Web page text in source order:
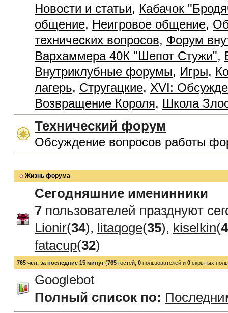
Новости и статьи, Кабачок
общение, Неигровое общение,
технических вопросов, Форум
Вархаммера 40К "Шепот Стужи",
Внутриклубные форумы, Игры,
лагерь, Стругацкие, XVI:
Возвращение Короля, Школа
Технический форум
Обсуждение вопросов работы
Жизнь форума
Сегодняшние именинники
7 пользователей празднуют
Lionir(34), litaqoge(35), kiselkin(
fatacup(32)
765 чел. за последние 15 минут (765 гостей, 0 пользователей и 0 скрытых
Googlebot
Полный список по: